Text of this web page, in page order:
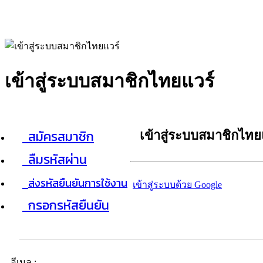
เข้าสู่ระบบสมาชิกไทยแวร์
สมัครสมาชิก
ลืมรหัสผ่าน
ส่งรหัสยืนยันการใช้งาน
กรอกรหัสยืนยัน
เข้าสู่ระบบสมาชิกไท
เข้าสู่ระบบด้วย Google